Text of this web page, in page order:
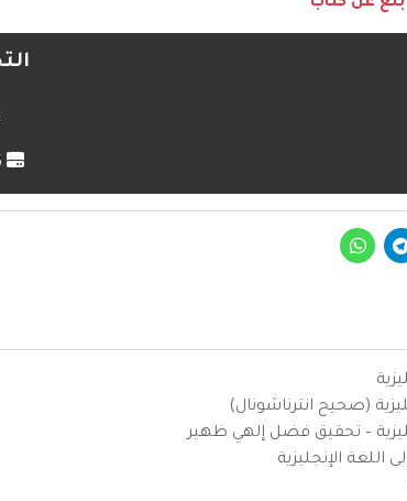
(صحيح انترناشونال)
– تحقيق فضل إلهي ظهير
اللغة الإنجليزية